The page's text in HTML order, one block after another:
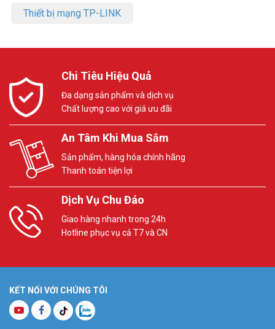
Thiết bị mạng TP-LINK
Chi Tiêu Hiệu Quả
Đa dạng sản phẩm và dịch vụ
Chất lượng cao với giá ưu đãi
An Tâm Khi Mua Sắm
Sản phẩm, hàng hóa chính hãng
Thanh toán tiện lợi
Dịch Vụ Chu Đáo
Giao hàng nhanh trong 24h
Hotline phục vụ cả T7 và CN
KẾT NỐI VỚI CHÚNG TÔI